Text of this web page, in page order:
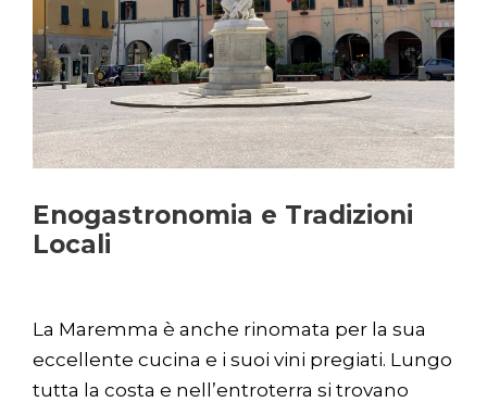
Enogastronomia e Tradizioni
Locali
La Maremma è anche rinomata per la sua
eccellente cucina e i suoi vini pregiati. Lungo
tutta la costa e nell’entroterra si trovano